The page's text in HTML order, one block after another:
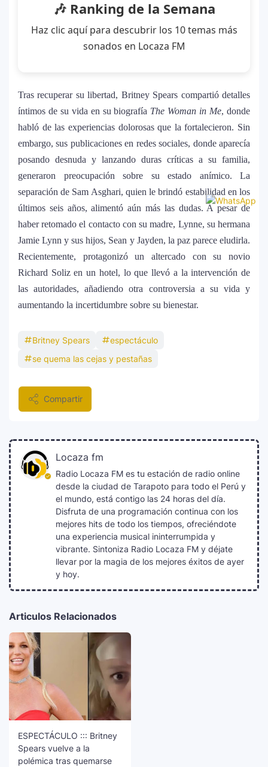
🎶 Ranking de la Semana
Haz clic aquí para descubrir los 10 temas más
sonados en Locaza FM
Tras recuperar su libertad, Britney Spears compartió detalles
íntimos de su vida en su biografía The Woman in Me, donde
habló de las experiencias dolorosas que la fortalecieron. Sin
embargo, sus publicaciones en redes sociales, donde aparecía
posando desnuda y lanzando duras críticas a su familia,
generaron preocupación sobre su estado anímico. La
separación de Sam Asghari, quien le brindó estabilidad en los
últimos seis años, alimentó aún más las dudas. A pesar de
haber retomado el contacto con su madre, Lynne, su hermana
Jamie Lynn y sus hijos, Sean y Jayden, la paz parece eludirla.
Recientemente, protagonizó un altercado con su novio
Richard Soliz en un hotel, lo que llevó a la intervención de
las autoridades, añadiendo otra controversia a su vida y
aumentando la incertidumbre sobre su bienestar.
Britney Spears
espectáculo
se quema las cejas y pestañas
Compartir
Locaza fm
Radio Locaza FM es tu estación de radio online
desde la ciudad de Tarapoto para todo el Perú y
el mundo, está contigo las 24 horas del día.
Disfruta de una programación continua con los
mejores hits de todo los tiempos, ofreciéndote
una experiencia musical ininterrumpida y
vibrante. Sintoniza Radio Locaza FM y déjate
llevar por la magia de los mejores éxitos de ayer
y hoy.
Articulos Relacionados
ESPECTÁCULO ::: Britney
Spears vuelve a la
polémica tras quemarse